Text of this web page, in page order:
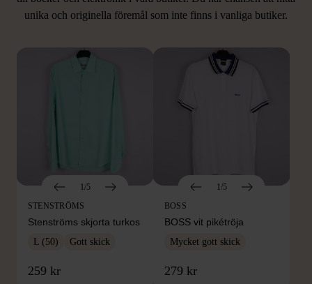
unika och originella föremål som inte finns i vanliga butiker.
Hitta produkter som påminner om denna
1/5
STENSTRÖMS
Stenströms skjorta turkos
L (50) Gott skick
259 kr
1/5
BOSS
BOSS vit pikétröja
Mycket gott skick
279 kr